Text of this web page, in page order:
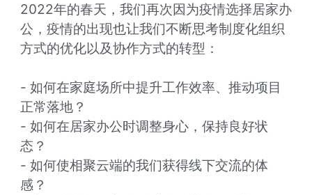
2022年的春天，我们再次因为疫情选择居家办
公，疫情的出现也让我们不断思考制度化组织
方式的优化以及协作方式的转型：
- 如何在家庭场所中提升工作效率、推动项目
正常落地？
- 如何在居家办公时调整身心，保持良好状
态？
- 如何使相聚云端的我们获得线下交流的体
感？